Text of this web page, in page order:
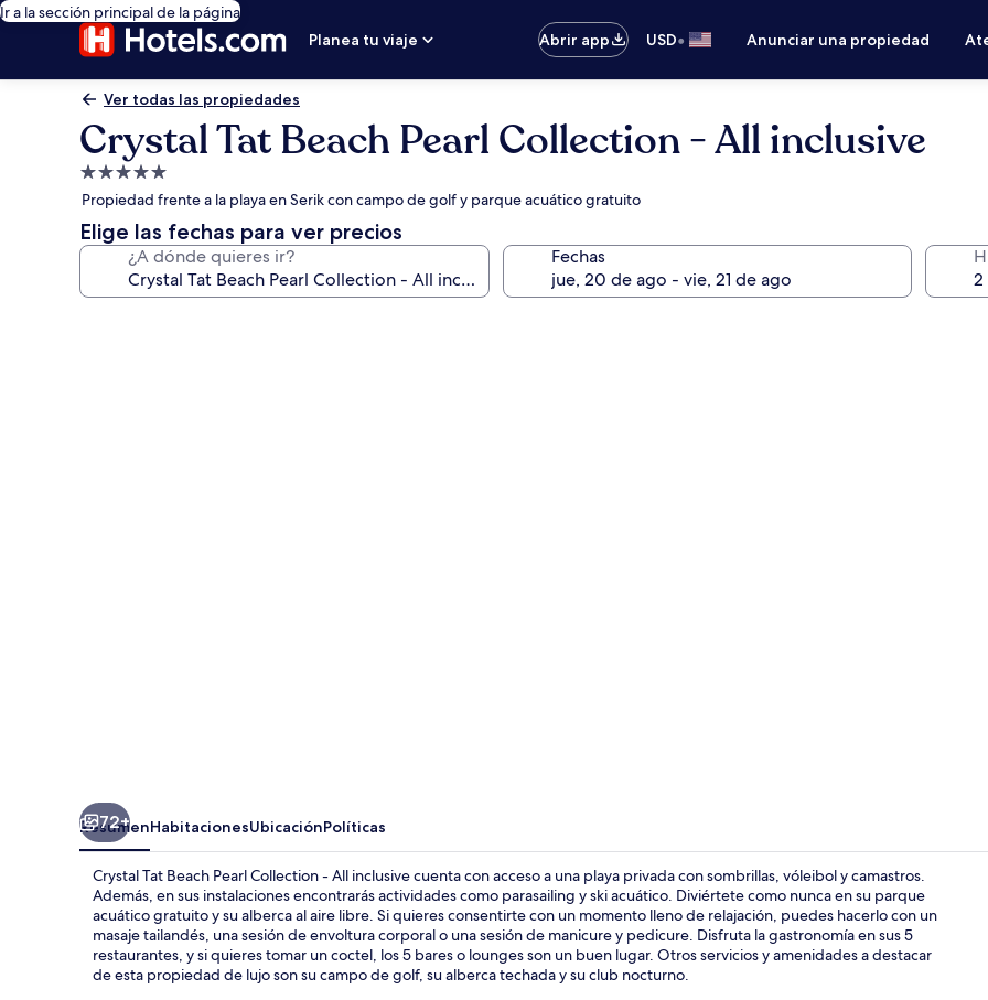
Ir a la sección principal de la página
Planea tu viaje
Abrir app USD• Anunciar una propiedad
Ver todas las propiedades
Crystal Tat Beach Pearl Collection - All inclusive
Propiedad
de
5.0
estrellas
Propiedad frente a la playa en Serik con campo de golf y parque acuático gratuito
Elige las fechas para ver precios
¿A dónde quieres ir? Fechas
Exterior
72+
ResumenHabitacionesUbicaciónPolíticas
Crystal Tat Beach Pearl Collection - All inclusive cuenta con acceso a una playa privada con sombrillas, vóleibol y camastros.
Además, en sus instalaciones encontrarás actividades como parasailing y ski acuático. Diviértete como nunca en su parque
acuático gratuito y su alberca al aire libre. Si quieres consentirte con un momento lleno de relajación, puedes hacerlo con un
masaje tailandés, una sesión de envoltura corporal o una sesión de manicure y pedicure. Disfruta la gastronomía en sus 5
restaurantes, y si quieres tomar un coctel, los 5 bares o lounges son un buen lugar. Otros servicios y amenidades a destacar
de esta propiedad de lujo son su campo de golf, su alberca techada y su club nocturno.